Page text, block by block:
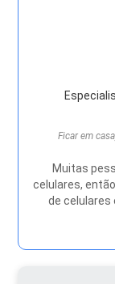
Ficar em
Muitas
celulares,
de celulares